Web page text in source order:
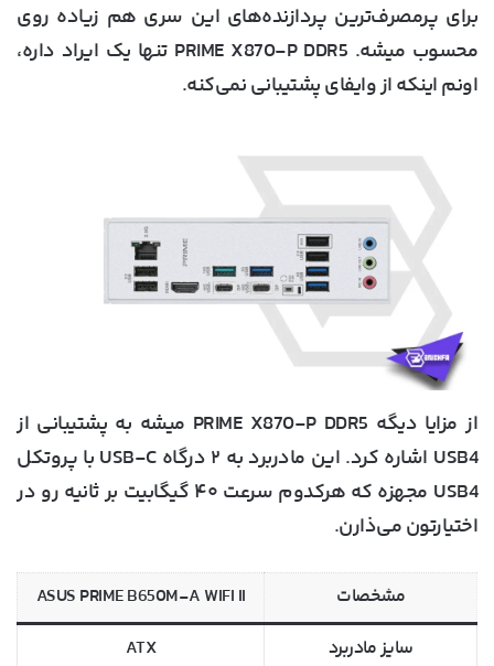
برای پرمصرف‌ترین پردازنده‌های این سری هم زیاده روی
محسوب میشه. PRIME X870-P DDR5 تنها یک ایراد داره،
اونم اینکه از وایفای پشتیبانی نمی‌کنه.
از مزایا دیگه PRIME X870-P DDR5 میشه به پشتیبانی از
USB4 اشاره کرد. این مادربرد به ۲ درگاه USB-C با پروتکل
USB4 مجهزه که هرکدوم سرعت ۴۰ گیگابیت بر ثانیه رو در
اختیارتون می‌ذارن.
مشخصات
ASUS PRIME B650M-A WIFI II
سایز مادربرد
ATX